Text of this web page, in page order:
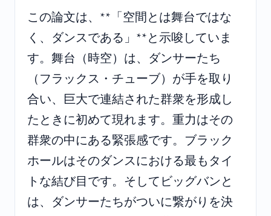
この論文は、**「空間とは舞台ではな
く、ダンスである」**と示唆していま
す。舞台（時空）は、ダンサーたち
（フラックス・チューブ）が手を取り
合い、巨大で連結された群衆を形成し
たときに初めて現れます。重力はその
群衆の中にある緊張感です。ブラック
ホールはそのダンスにおける最もタイ
トな結び目です。そしてビッグバンと
は、ダンサーたちがついに繋がりを決